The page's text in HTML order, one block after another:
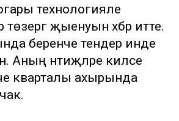
технологияле
җыенуын хәбәр итте.
беренче тендер инде
Аның нәтиҗәләре киләсе
кварталы ахырында